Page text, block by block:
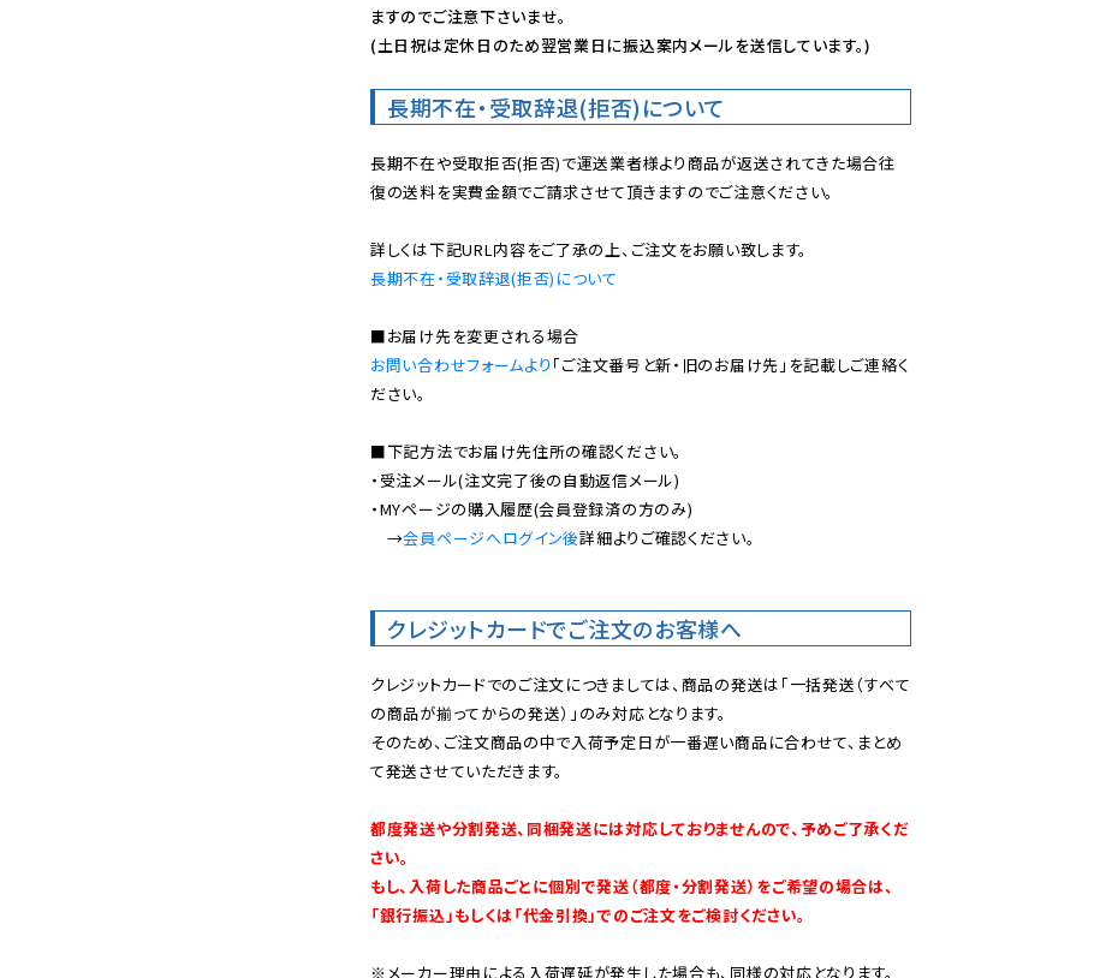
ますのでご注意下さいませ。
(土日祝は定休日のため翌営業日に振込案内メールを送信しています。)
長期不在・受取辞退(拒否)について
長期不在や受取拒否(拒否)で運送業者様より商品が返送されてきた場合往
復の送料を実費金額でご請求させて頂きますのでご注意ください。
長期不在・受取辞退(拒否)について
お問い合わせフォームより 「ご注文番号と新・旧のお届け先」を記載しご連絡く
ださい。
■下記方法でお届け先住所の確認ください。
・受注メール(注文完了後の自動返信メール)
・MYページの購入履歴(会員登録済の方のみ)
→会員ページへログイン後詳細よりご確認ください。
クレジットカードでご注文のお客様へ
クレジットカードでのご注文につきましては、商品の発送は「一括発送（すべて
の商品が揃ってからの発送）」のみ対応となります。
そのため、ご注文商品の中で入荷予定日が一番遅い商品に合わせて、まとめ
て発送させていただきます。
都度発送や分割発送、同梱発送には対応しておりませんので、予めご了承くだ
さい。
もし、入荷した商品ごとに個別で発送（都度・分割発送）をご希望の場合は、
「銀行振込」もしくは「代金引換」でのご注文をご検討ください。
※メーカー理由による入荷遅延が発生した場合も、同様の対応となります。